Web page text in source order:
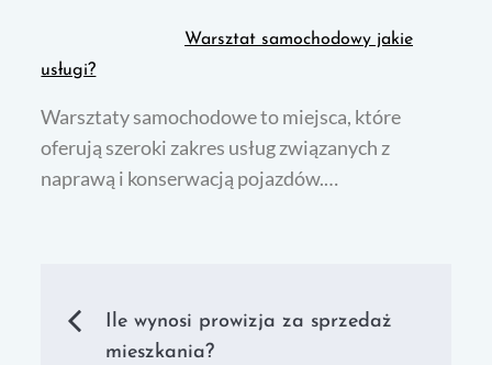
Warsztat samochodowy jakie
usługi?
Warsztaty samochodowe to miejsca, które
oferują szeroki zakres usług związanych z
naprawą i konserwacją pojazdów.…
Nawigacja
Ile wynosi prowizja za sprzedaż
mieszkania?